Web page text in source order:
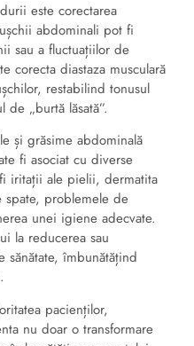
este corectarea
abdominali pot fi
sau a fluctuațiilor de
corecta diastaza musculară
restabilind tonusul
„burtă lăsată”.
și grăsime abdominală
fi asociat cu diverse
iritații ale pielii, dermatita
problemele de
unei igiene adecvate.
la reducerea sau
sănătate, îmbunătățind
pacienților,
nu doar o transformare